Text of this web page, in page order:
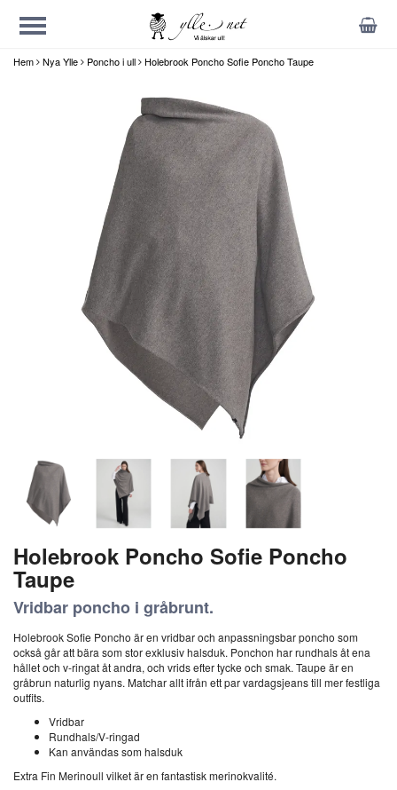
Hem Nya Ylle Poncho i ull Holebrook Poncho Sofie Poncho Taupe
Holebrook Poncho Sofie Poncho
Taupe
Vridbar poncho i gråbrunt.
Holebrook Sofie Poncho är en vridbar och anpassningsbar poncho som
också går att bära som stor exklusiv halsduk. Ponchon har rundhals åt ena
hållet och v-ringat åt andra, och vrids efter tycke och smak. Taupe är en
gråbrun naturlig nyans. Matchar allt ifrån ett par vardagsjeans till mer festliga
outfits.
Vridbar
Rundhals/V-ringad
Kan användas som halsduk
Extra Fin Merinoull vilket är en fantastisk merinokvalité.